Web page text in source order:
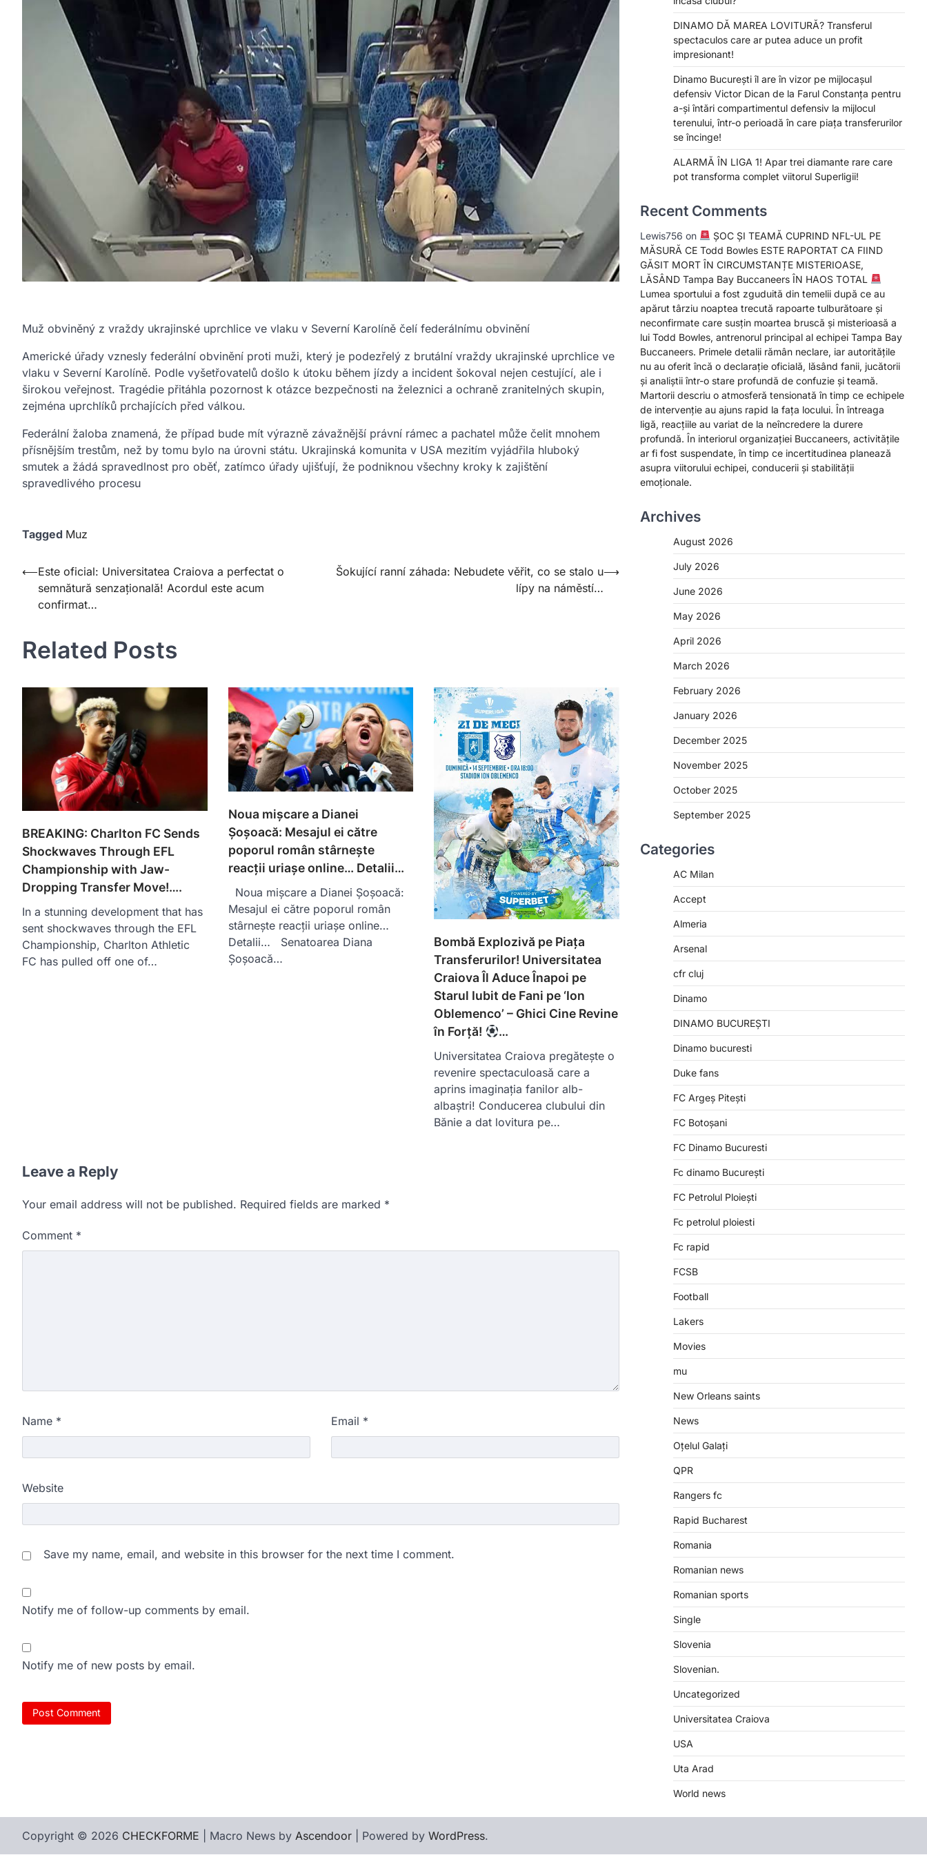
Muž obviněný z vraždy ukrajinské uprchlice ve vlaku v Severní Karolíně čelí federálnímu obvinění
Americké úřady vznesly federální obvinění proti muži, který je podezřelý z brutální vraždy ukrajinské uprchlice ve
vlaku v Severní Karolíně. Podle vyšetřovatelů došlo k útoku během jízdy a incident šokoval nejen cestující, ale i
širokou veřejnost. Tragédie přitáhla pozornost k otázce bezpečnosti na železnici a ochraně zranitelných skupin,
zejména uprchlíků prchajících před válkou.
Federální žaloba znamená, že případ bude mít výrazně závažnější právní rámec a pachatel může čelit mnohem
přísnějším trestům, než by tomu bylo na úrovni státu. Ukrajinská komunita v USA mezitím vyjádřila hluboký
smutek a žádá spravedlnost pro oběť, zatímco úřady ujišťují, že podniknou všechny kroky k zajištění
spravedlivého procesu
Tagged Muz
Post
navigation
⟵Este oficial: Universitatea Craiova a perfectat o
semnătură senzațională! Acordul este acum
confirmat…
Šokující ranní záhada: Nebudete věřit, co se stalo u
lípy na náměstí…
⟶
Related Posts
BREAKING: Charlton FC Sends
Shockwaves Through EFL
Championship with Jaw-
Dropping Transfer Move!….
In a stunning development that has
sent shockwaves through the EFL
Championship, Charlton Athletic
FC has pulled off one of…
Noua mișcare a Dianei
Șoșoacă: Mesajul ei către
poporul român stârnește
reacții uriașe online… Detalii…
Noua mișcare a Dianei Șoșoacă:
Mesajul ei către poporul român
stârnește reacții uriașe online…
Detalii… Senatoarea Diana
Șoșoacă…
Bombă Explozivă pe Piața
Transferurilor! Universitatea
Craiova Îl Aduce Înapoi pe
Starul Iubit de Fani pe ‘Ion
Oblemenco’ – Ghici Cine Revine
în Forță!
…
Universitatea Craiova pregătește o
revenire spectaculoasă care a
aprins imaginația fanilor alb-
albaștri! Conducerea clubului din
Bănie a dat lovitura pe…
Leave a Reply
Your email address will not be published. Required fields are marked *
Comment *
Name * Email *
Website
Save my name, email, and website in this browser for the next time I comment.
Notify me of follow-up comments by email.
Notify me of new posts by email.
DINAMO DĂ MAREA LOVITURĂ? Transferul
spectaculos care ar putea aduce un profit
impresionant!
Dinamo București îl are în vizor pe mijlocașul
defensiv Victor Dican de la Farul Constanța pentru
a-și întări compartimentul defensiv la mijlocul
terenului, într-o perioadă în care piața transferurilor
se încinge!
ALARMĂ ÎN LIGA 1! Apar trei diamante rare care
pot transforma complet viitorul Superligii!
Recent Comments
Lewis756 on
ȘOC ȘI TEAMĂ CUPRIND NFL-UL PE
MĂSURĂ CE Todd Bowles ESTE RAPORTAT CA FIIND
GĂSIT MORT ÎN CIRCUMSTANȚE MISTERIOASE,
LĂSÂND Tampa Bay Buccaneers ÎN HAOS TOTAL
Lumea sportului a fost zguduită din temelii după ce au
apărut târziu noaptea trecută rapoarte tulburătoare și
neconfirmate care susțin moartea bruscă și misterioasă a
lui Todd Bowles, antrenorul principal al echipei Tampa Bay
Buccaneers. Primele detalii rămân neclare, iar autoritățile
nu au oferit încă o declarație oficială, lăsând fanii, jucătorii
și analiștii într-o stare profundă de confuzie și teamă.
Martorii descriu o atmosferă tensionată în timp ce echipele
de intervenție au ajuns rapid la fața locului. În întreaga
ligă, reacțiile au variat de la neîncredere la durere
profundă. În interiorul organizației Buccaneers, activitățile
ar fi fost suspendate, în timp ce incertitudinea planează
asupra viitorului echipei, conducerii și stabilității
emoționale.
Archives
August 2026
July 2026
June 2026
May 2026
April 2026
March 2026
February 2026
January 2026
December 2025
November 2025
October 2025
September 2025
Categories
AC Milan
Accept
Almeria
Arsenal
cfr cluj
Dinamo
DINAMO BUCUREȘTI
Dinamo bucuresti
Duke fans
FC Argeș Pitești
FC Botoșani
FC Dinamo Bucuresti
Fc dinamo București
FC Petrolul Ploiești
Fc petrolul ploiesti
Fc rapid
FCSB
Football
Lakers
Movies
mu
New Orleans saints
News
Oțelul Galați
QPR
Rangers fc
Rapid Bucharest
Romania
Romanian news
Romanian sports
Single
Slovenia
Slovenian.
Uncategorized
Universitatea Craiova
USA
Uta Arad
World news
Copyright © 2026 CHECKFORME | Macro News by Ascendoor | Powered by WordPress.